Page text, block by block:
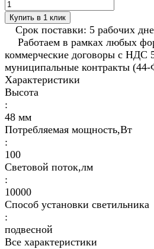
Купить в 1 клик
Срок поставки: 5 рабочих
Работаем в рамках любых
коммерческие договоры с НДС
муниципальные контракты
Характеристики
Высота
:
48 мм
Потребляемая мощность,Вт
:
100
Световой поток,лм
:
10000
Способ установки светильника
:
подвесной
Все характеристики